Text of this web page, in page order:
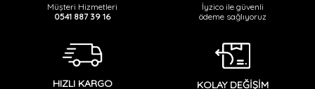
Müşteri Hizmetleri
0541 887 39 16
İyzico ile güvenli
ödeme sağlıyoruz
HIZLI KARGO KOLAY DEĞİŞİM